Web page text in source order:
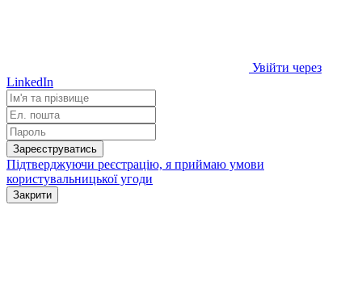
Увійти через
LinkedIn
Зареєструватись
Підтверджуючи реєстрацію, я приймаю умови
користувальницької угоди
Закрити